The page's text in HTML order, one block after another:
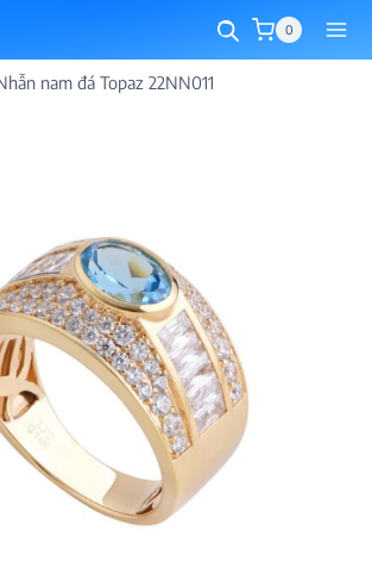
0
nam đá Topaz 22NN011